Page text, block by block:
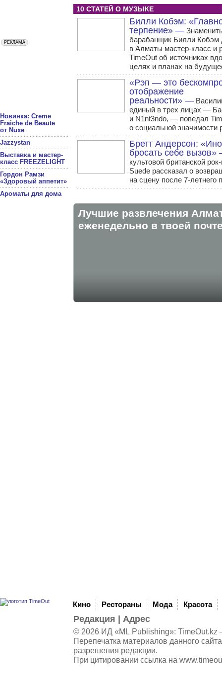
Новинка: Creme
Fraiche de Beaute
от Nuxe
Jazzystan
Выставка и мастер-
класс FREEZELIGHT
Гордон Рамзи
«Здоровый аппетит»
Ароматы для дома
10 СТАТЕЙ О МУЗЫКЕ
Билли Кобэм:
терпение» —
барабанщик Билли Кобэм
в Алматы мастер-класс и
TimeOut об источниках
целях и планах на
«Рэп — это
отображение
реальности» —
единый в трех лицах —
и N1nt3ndo, — поведал
о социальной значимости
Бретт Андерсон:
бросать себе
культовой британской
Suede рассказал о
на сцену после 7-летнего
Лучшие развлечения
eженедельно в твоей
Кино Рестораны Мода Красота
Редакция Адрес
© 2026 ИД «ML Publishing»: TimeOut.kz
Перепечатка материалов данного
разрешения редакции.
При цитировании ссылка на